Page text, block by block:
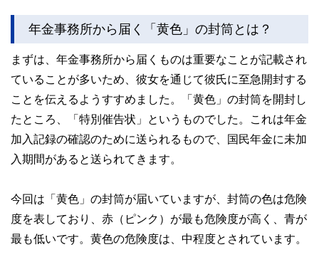
年金事務所から届く「黄色」の封筒とは？
まずは、年金事務所から届くものは重要なことが記載され
ていることが多いため、彼女を通じて彼氏に至急開封する
ことを伝えるようすすめました。「黄色」の封筒を開封し
たところ、「特別催告状」というものでした。これは年金
加入記録の確認のために送られるもので、国民年金に未加
入期間があると送られてきます。
今回は「黄色」の封筒が届いていますが、封筒の色は危険
度を表しており、赤（ピンク）が最も危険度が高く、青が
最も低いです。黄色の危険度は、中程度とされています。